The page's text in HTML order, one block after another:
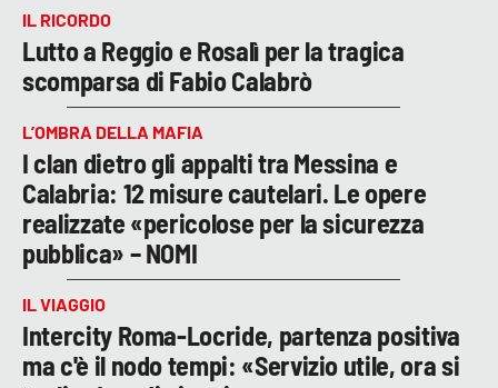
IL RICORDO
Lutto a Reggio e Rosalì per la tragica
scomparsa di Fabio Calabrò
L’OMBRA DELLA MAFIA
I clan dietro gli appalti tra Messina e
Calabria: 12 misure cautelari. Le opere
realizzate «pericolose per la sicurezza
pubblica» – NOMI
IL VIAGGIO
Intercity Roma-Locride, partenza positiva
ma c'è il nodo tempi: «Servizio utile, ora si